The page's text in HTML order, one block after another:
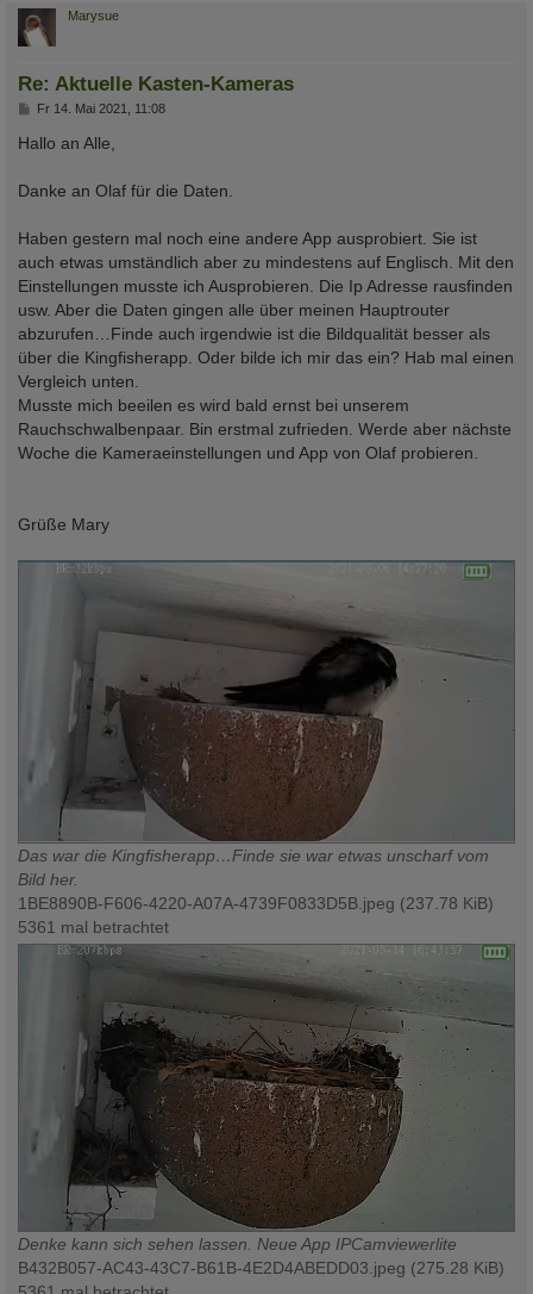
Marysue
Re: Aktuelle Kasten-Kameras
B
i
g
Fr 14. Mai 2021, 11:08
Hallo an Alle,
Danke an Olaf für die Daten.
Haben gestern mal noch eine andere App ausprobiert. Sie ist
auch etwas umständlich aber zu mindestens auf Englisch. Mit den
Einstellungen musste ich Ausprobieren. Die Ip Adresse rausfinden
usw. Aber die Daten gingen alle über meinen Hauptrouter
abzurufen…Finde auch irgendwie ist die Bildqualität besser als
über die Kingfisherapp. Oder bilde ich mir das ein? Hab mal einen
Vergleich unten.
Musste mich beeilen es wird bald ernst bei unserem
Rauchschwalbenpaar. Bin erstmal zufrieden. Werde aber nächste
Woche die Kameraeinstellungen und App von Olaf probieren.
Grüße Mary
Das war die Kingfisherapp…Finde sie war etwas unscharf vom
Bild her.
1BE8890B-F606-4220-A07A-4739F0833D5B.jpeg (237.78 KiB)
5361 mal betrachtet
Denke kann sich sehen lassen. Neue App IPCamviewerlite
B432B057-AC43-43C7-B61B-4E2D4ABEDD03.jpeg (275.28 KiB)